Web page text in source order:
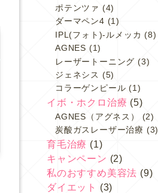
ポテンツァ (4)
ダーマペン4 (1)
IPL(フォト)-ルメッカ (8)
AGNES (1)
レーザートーニング (3)
ジェネシス (5)
コラーゲンピール (1)
イボ・ホクロ治療 (5)
AGNES（アグネス）
(2)
炭酸ガスレーザー治療 (3)
育毛治療 (1)
キャンペーン (2)
私のおすすめ美容法 (9)
ダイエット
(3)